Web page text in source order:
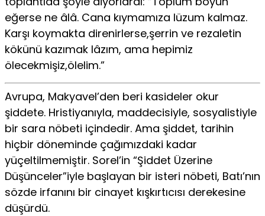
eğerse ne âlâ. Cana kıymamıza lüzum kalmaz.
Karşı koymakta direnirlerse,şerrin ve rezaletin
kökünü kazımak lâzım, ama hepimiz
ölecekmişiz,ölelim.”
Avrupa, Makyavel’den beri kasideler okur
şiddete. Hristiyanıyla, maddecisiyle, sosyalistiyle
bir sara nöbeti içindedir. Ama şiddet, tarihin
hiçbir döneminde çağımızdaki kadar
yüçeltilmemiştir. Sorel’in “Şiddet Üzerine
Düşünceler”iyle başlayan bir isteri nöbeti, Batı’nın
sözde irfanını bir cinayet kışkırtıcısı derekesine
düşürdü.